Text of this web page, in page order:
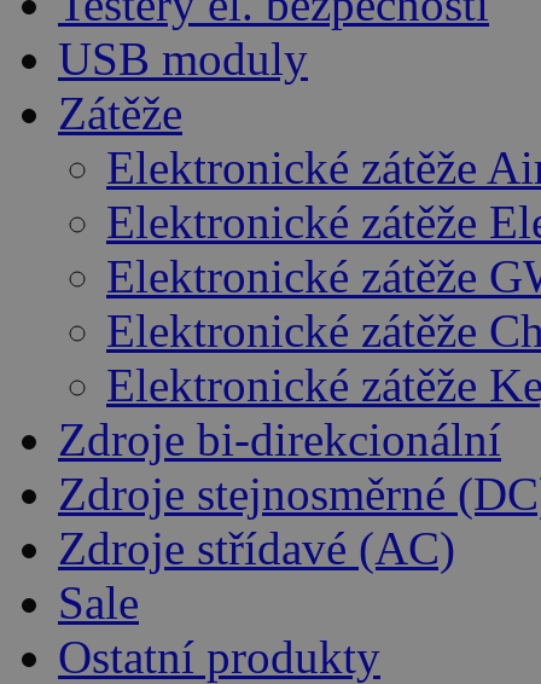
USB moduly
Zátěže
Elektronické zátěže
Elektronické zátěže
Elektronické zátěže
Elektronické zátěže
Elektronické zátěže
Zdroje bi-direkcionální
Zdroje stejnosměrné
Zdroje střídavé (AC)
Sale
Ostatní produkty